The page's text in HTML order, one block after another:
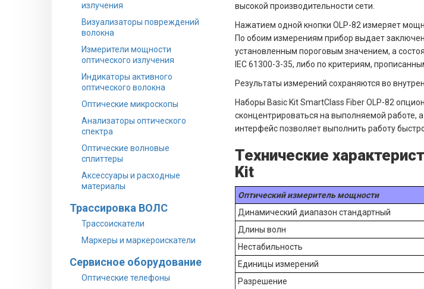
излучения
Визуализаторы повреждений
волокна
Измерители мощности
оптического излучения
Индикаторы активного
оптического волокна
Оптические микроскопы
Анализаторы оптического
спектра
Оптические волновые
сплиттеры
Аксессуары и расходные
материалы
Трассировка ВОЛС
Трассоискатели
Маркеры и маркероискатели
Сервисное оборудование
Оптические телефоны
высокой производительности сети.
Нажатием одной кнопки OLP-82 измеряет
По обоим измерениям прибор выдает
установленным пороговым значением, а
IEC 61300-3-35, либо по критериям,
Результаты измерений сохраняются во
Наборы Basic Kit SmartClass Fiber OLP-82
сконцентрироваться на выполняемой работе,
интерфейс позволяет выполнить работу
Технические
Kit
Оптический измеритель мощности
Динамический диапазон стандартный
Длины волн
Нестабильность
Единицы измерений
Разрешение